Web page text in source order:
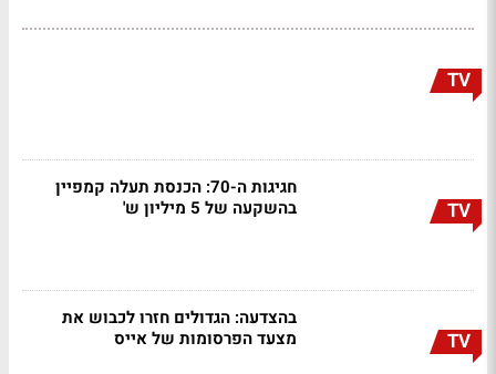
TV
TV
חגיגות ה-70: הכנסת תעלה קמפיין
בהשקעה של 5 מיליון ש'
TV
בהצדעה: הגדולים חזרו לכבוש את
מצעד הפרסומות של אייס